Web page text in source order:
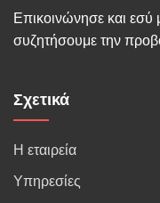
Επικοινώνησε και εσύ
συζητήσουμε την
Σχετικά
Η εταιρεία
Υπηρεσίες